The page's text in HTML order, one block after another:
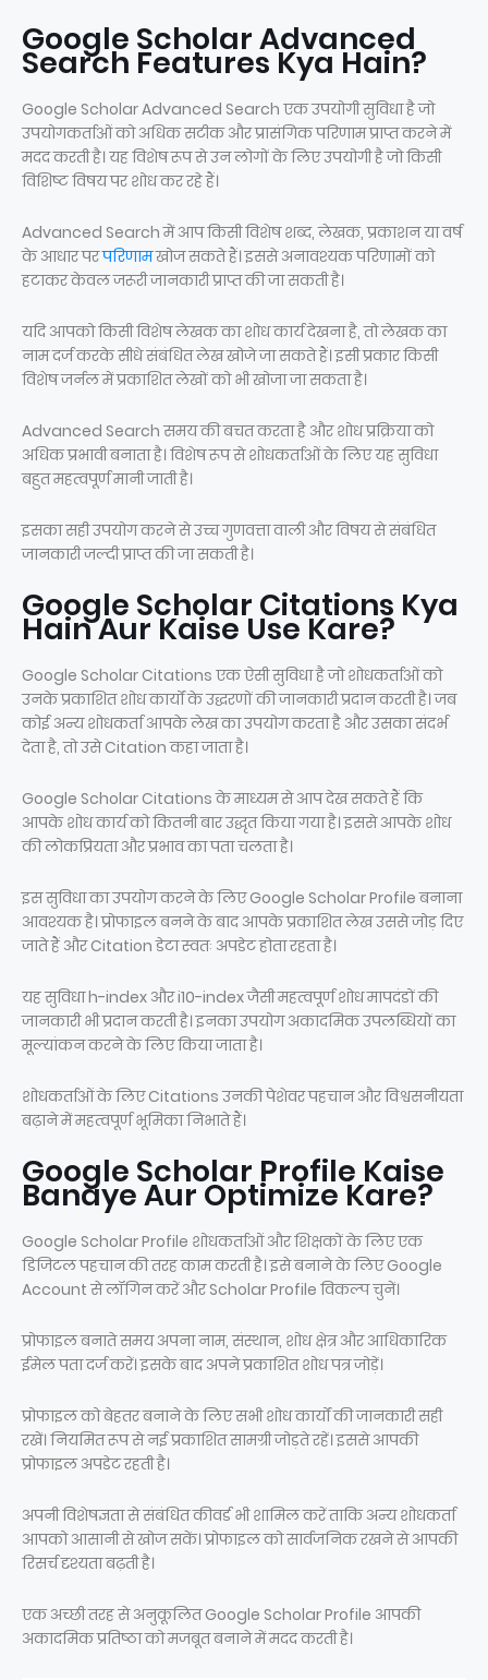
Google Scholar Advanced
Search Features Kya Hain?
Google Scholar Advanced Search एक उपयोगी सुविधा है जो
उपयोगकर्ताओं को अधिक सटीक और प्रासंगिक परिणाम प्राप्त करने में
मदद करती है। यह विशेष रूप से उन लोगों के लिए उपयोगी है जो किसी
विशिष्ट विषय पर शोध कर रहे हैं।
Advanced Search में आप किसी विशेष शब्द, लेखक, प्रकाशन या वर्ष
के आधार परपरिणामखोज सकते हैं। इससे अनावश्यक परिणामों को
हटाकर केवल जरूरी जानकारी प्राप्त की जा सकती है।
यदि आपको किसी विशेष लेखक का शोध कार्य देखना है, तो लेखक का
नाम दर्ज करके सीधे संबंधित लेख खोजे जा सकते हैं। इसी प्रकार किसी
विशेष जर्नल में प्रकाशित लेखों को भी खोजा जा सकता है।
Advanced Search समय की बचत करता है और शोध प्रक्रिया को
अधिक प्रभावी बनाता है। विशेष रूप से शोधकर्ताओं के लिए यह सुविधा
बहुत महत्वपूर्ण मानी जाती है।
इसका सही उपयोग करने से उच्च गुणवत्ता वाली और विषय से संबंधित
जानकारी जल्दी प्राप्त की जा सकती है।
Google Scholar Citations Kya
Hain Aur Kaise Use Kare?
Google Scholar Citations एक ऐसी सुविधा है जो शोधकर्ताओं को
उनके प्रकाशित शोध कार्यों के उद्धरणों की जानकारी प्रदान करती है। जब
कोई अन्य शोधकर्ता आपके लेख का उपयोग करता है और उसका संदर्भ
देता है, तो उसे Citation कहा जाता है।
Google Scholar Citations के माध्यम से आप देख सकते हैं कि
आपके शोध कार्य को कितनी बार उद्धृत किया गया है। इससे आपके शोध
की लोकप्रियता और प्रभाव का पता चलता है।
इस सुविधा का उपयोग करने के लिए Google Scholar Profile बनाना
आवश्यक है। प्रोफाइल बनने के बाद आपके प्रकाशित लेख उससे जोड़ दिए
जाते हैं और Citation डेटा स्वतः अपडेट होता रहता है।
यह सुविधा h-index और i10-index जैसी महत्वपूर्ण शोध मापदंडों की
जानकारी भी प्रदान करती है। इनका उपयोग अकादमिक उपलब्धियों का
मूल्यांकन करने के लिए किया जाता है।
शोधकर्ताओं के लिए Citations उनकी पेशेवर पहचान और विश्वसनीयता
बढ़ाने में महत्वपूर्ण भूमिका निभाते हैं।
Google Scholar Profile Kaise
Banaye Aur Optimize Kare?
Google Scholar Profile शोधकर्ताओं और शिक्षकों के लिए एक
डिजिटल पहचान की तरह काम करती है। इसे बनाने के लिए Google
Account से लॉगिन करें और Scholar Profile विकल्प चुनें।
प्रोफाइल बनाते समय अपना नाम, संस्थान, शोध क्षेत्र और आधिकारिक
ईमेल पता दर्ज करें। इसके बाद अपने प्रकाशित शोध पत्र जोड़ें।
प्रोफाइल को बेहतर बनाने के लिए सभी शोध कार्यों की जानकारी सही
रखें। नियमित रूप से नई प्रकाशित सामग्री जोड़ते रहें। इससे आपकी
प्रोफाइल अपडेट रहती है।
अपनी विशेषज्ञता से संबंधित कीवर्ड भी शामिल करें ताकि अन्य शोधकर्ता
आपको आसानी से खोज सकें। प्रोफाइल को सार्वजनिक रखने से आपकी
रिसर्च दृश्यता बढ़ती है।
एक अच्छी तरह से अनुकूलित Google Scholar Profile आपकी
अकादमिक प्रतिष्ठा को मजबूत बनाने में मदद करती है।